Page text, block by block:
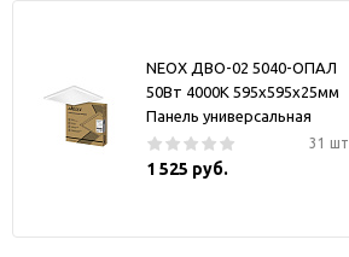
NEOX ДВО-02 5040-ОПАЛ
50Вт 4000К 595х595х25мм
Панель универсальная
31 шт
1 525 руб.